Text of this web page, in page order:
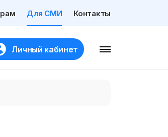
Для СМИ Контакты
Личный кабинет